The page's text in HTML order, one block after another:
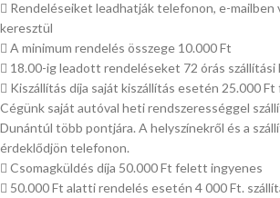
Rendeléseiket leadhatják telefonon, e-mailben
keresztül
A minimum rendelés összege 10.000 Ft
18.00-ig leadott rendeléseket 72 órás szállítási
Kiszállítás díja saját kiszállítás esetén 25.000
Cégünk saját autóval heti rendszerességgel
Dunántúl több pontjára. A helyszínekről és a
érdeklődjön telefonon.
Csomagküldés díja 50.000 Ft felett ingyenes
50.000 Ft alatti rendelés esetén 4 000 Ft.